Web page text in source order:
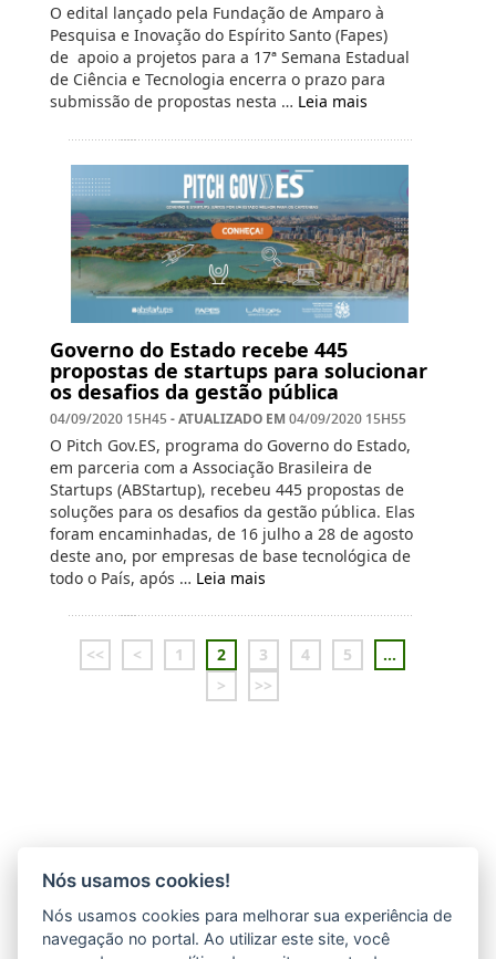
O edital lançado pela Fundação de Amparo à
Pesquisa e Inovação do Espírito Santo (Fapes)
de apoio a projetos para a 17ª Semana Estadual
de Ciência e Tecnologia encerra o prazo para
submissão de propostas nesta … Leia mais
Governo do Estado recebe 445
propostas de startups para solucionar
os desafios da gestão pública
04/09/2020 15H45- ATUALIZADO EM 04/09/2020 15H55
O Pitch Gov.ES, programa do Governo do Estado,
em parceria com a Associação Brasileira de
Startups (ABStartup), recebeu 445 propostas de
soluções para os desafios da gestão pública. Elas
foram encaminhadas, de 16 julho a 28 de agosto
deste ano, por empresas de base tecnológica de
todo o País, após … Leia mais
<< < 1 2 3 4 5
...
>
>>
Nós usamos cookies!
Nós usamos cookies para melhorar sua experiência de
navegação no portal. Ao utilizar este site, você